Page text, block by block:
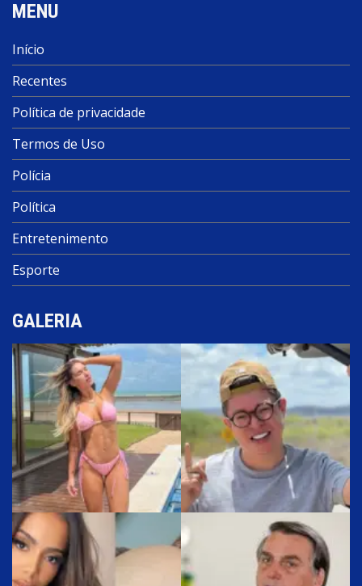
MENU
Início
Recentes
Política de privacidade
Termos de Uso
Polícia
Política
Entretenimento
Esporte
GALERIA